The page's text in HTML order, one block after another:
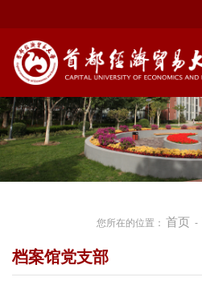
您所在的位置： 首页 -
档案馆党支部